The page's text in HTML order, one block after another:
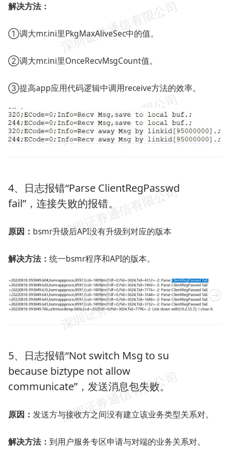
解决方法：
①调大mr.ini里PkgMaxAliveSec中的值。
②调大mr.ini里OnceRecvMsgCount值。
③提高app应用代码逻辑中调用receive方法的效率。
4、日志报错“Parse ClientRegPasswd
fail”，连接失败的报错。
原因： bsmr升级后API没有升级到对应的版本
解决方法： 统一bsmr程序和API的版本。
5、日志报错“Not switch Msg to su
because biztype not allow
communicate”，发送消息包失败。
原因： 发送方与接收方之间没有建立该业务类型关系对。
解决方法： 到用户服务专区申请与对端的业务关系对。